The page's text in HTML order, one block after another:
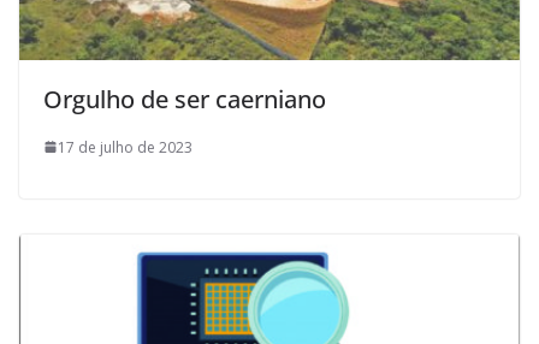
Orgulho de ser caerniano
17 de julho de 2023